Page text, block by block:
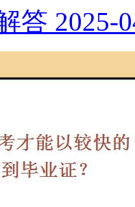
答 2025-